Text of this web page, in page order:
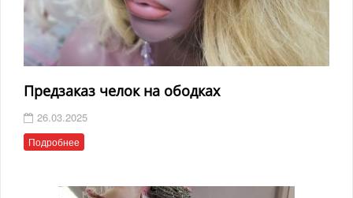
Предзаказ челок на ободках
26.03.2025
Подробнее